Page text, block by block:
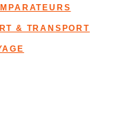
& TRANSPORT